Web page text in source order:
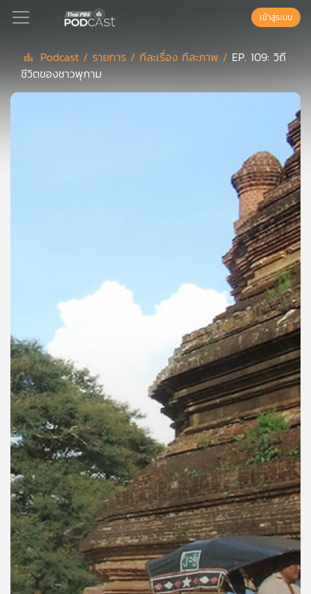
Podcast
เพลง
บทความ
ข่าว
และ
กิจกรรม
เกี่ยว
กับ
เรา
เข้าสู่ระบบ
Podcast / รายการ / ทีละเรื่อง ทีละภาพ / EP. 109: วิถี
ชีวิตของชาวพุกาม